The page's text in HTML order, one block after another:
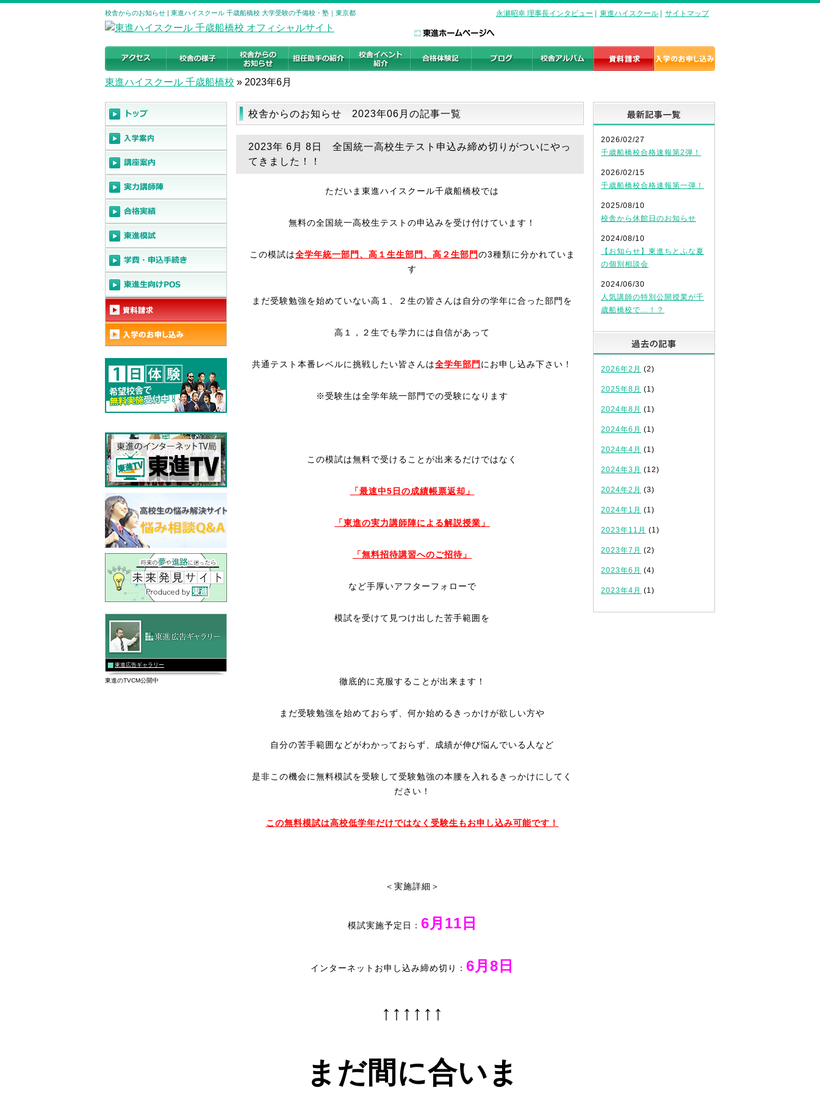
校舎からのお知らせ | 東進ハイスクール 千歳船橋校 大学受験の予備校・塾｜東京都 永瀬昭幸 理事長インタビュー 東進ハイスクール サイトマップ
東進ハイスクール 千歳船橋校 » 2023年6月
校舎からのお知らせ 2023年06月の記事一覧
2023年 6月 8日 全国統一高校生テスト申込み締め切りがついにやっ
てきました！！
ただいま東進ハイスクール千歳船橋校では
無料の全国統一高校生テストの申込みを受け付けています！
この模試は全学年統一部門、高１生生部門 、 高２生部門の3種類に分かれていま
す
まだ受験勉強を始めていない高１、２生の皆さんは自分の学年に合った部門を
高１，２生でも学力には自信があって
共通テスト本番レベルに挑戦したい皆さんは全学年部門 にお申し込み下さい！
※受験生は全学年統一部門での受験になります
この模試は無料で受けることが出来るだけではなく
「最速中5日の成績帳票返却」
「東進の実力講師陣による解説授業」
「無料招待講習へのご招待」
など手厚いアフターフォローで
模試を受けて見つけ出した苦手範囲を
徹底的に克服することが出来ます！
まだ受験勉強を始めておらず、何か始めるきっかけが欲しい方や
自分の苦手範囲などがわかっておらず、成績が伸び悩んでいる人など
是非この機会に無料模試を受験して受験勉強の本腰を入れるきっかけにしてく
ださい！
この無料模試は高校低学年だけではなく受験生もお申し込み可能です！
＜実施詳細＞
模試実施予定日： 6月11日
インターネットお申し込み締め切り： 6月8日
↑↑↑↑↑↑
まだ間に合いま
2026/02/27
千歳船橋校合格速報第2弾！
2026/02/15
千歳船橋校合格速報第一弾！
2025/08/10
校舎から休館日のお知らせ
2024/08/10
【お知らせ】東進ちとふな夏
の個別相談会
2024/06/30
人気講師の特別公開授業が千
歳船橋校で…！？
2026年2月 (2)
2025年8月 (1)
2024年8月 (1)
2024年6月 (1)
2024年4月 (1)
2024年3月 (12)
2024年2月 (3)
2024年1月 (1)
2023年11月 (1)
2023年7月 (2)
2023年6月 (4)
2023年4月 (1)
東進広告ギャラリー
東進のTVCM公開中